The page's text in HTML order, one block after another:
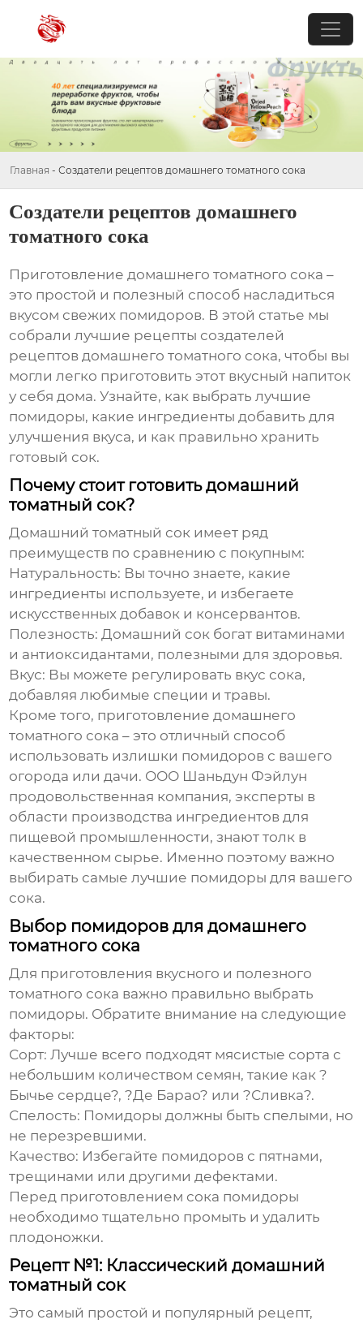
Главная - Создатели рецептов домашнего томатного сока
Создатели рецептов домашнего
томатного сока
Приготовление домашнего томатного сока –
это простой и полезный способ насладиться
вкусом свежих помидоров. В этой статье мы
собрали лучшие рецепты создателей
рецептов домашнего томатного сока, чтобы вы
могли легко приготовить этот вкусный напиток
у себя дома. Узнайте, как выбрать лучшие
помидоры, какие ингредиенты добавить для
улучшения вкуса, и как правильно хранить
готовый сок.
Почему стоит готовить домашний
томатный сок?
Домашний томатный сок имеет ряд
преимуществ по сравнению с покупным:
Натуральность: Вы точно знаете, какие
ингредиенты используете, и избегаете
искусственных добавок и консервантов.
Полезность: Домашний сок богат витаминами
и антиоксидантами, полезными для здоровья.
Вкус: Вы можете регулировать вкус сока,
добавляя любимые специи и травы.
Кроме того, приготовление домашнего
томатного сока – это отличный способ
использовать излишки помидоров с вашего
огорода или дачи. ООО Шаньдун Фэйлун
продовольственная компания, эксперты в
области производства ингредиентов для
пищевой промышленности, знают толк в
качественном сырье. Именно поэтому важно
выбирать самые лучшие помидоры для вашего
сока.
Выбор помидоров для домашнего
томатного сока
Для приготовления вкусного и полезного
томатного сока важно правильно выбрать
помидоры. Обратите внимание на следующие
факторы:
Сорт: Лучше всего подходят мясистые сорта с
небольшим количеством семян, такие как ?
Бычье сердце?, ?Де Барао? или ?Сливка?.
Спелость: Помидоры должны быть спелыми, но
не перезревшими.
Качество: Избегайте помидоров с пятнами,
трещинами или другими дефектами.
Перед приготовлением сока помидоры
необходимо тщательно промыть и удалить
плодоножки.
Рецепт №1: Классический домашний
томатный сок
Это самый простой и популярный рецепт,